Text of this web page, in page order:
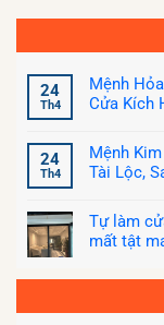
24
Th4
Mệnh
Cửa Kích
bình
luận
ở
Hợp
Màu
Gì?
Chọn
24
Th4
Mệnh
Tài Lộc,
bình
luận
ở
Gì?
Tự làm
mất tật
ở